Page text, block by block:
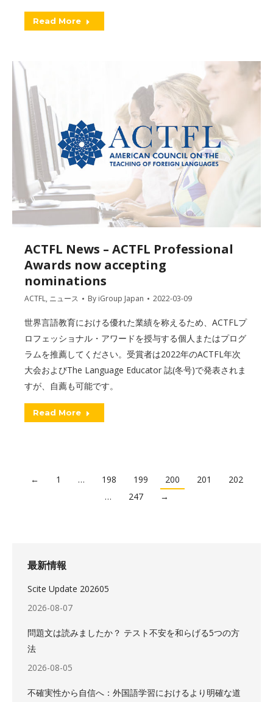
Read More
ACTFL News – ACTFL Professional
Awards now accepting
nominations
ACTFL, ニュース By iGroup Japan 2022-03-09
世界言語教育における優れた業績を称えるため、ACTFLプ
ロフェッショナル・アワードを授与する個人またはプログ
ラムを推薦してください。受賞者は2022年のACTFL年次
大会およびThe Language Educator 誌(冬号)で発表されま
すが、自薦も可能です。
Read More
← 1 … 198 199 200 201
202
…
247 →
最新情報
Scite Update 202605
2026-08-07
問題文は読みましたか？ テスト不安を和らげる5つの方
法
2026-08-05
不確実性から自信へ：外国語学習におけるより明確な道